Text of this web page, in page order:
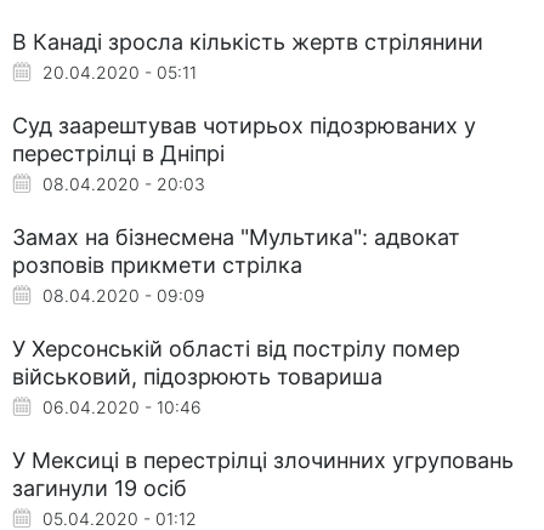
В Канаді зросла кількість жертв стрілянини
20.04.2020 - 05:11
Суд заарештував чотирьох підозрюваних у
перестрілці в Дніпрі
08.04.2020 - 20:03
Замах на бізнесмена "Мультика": адвокат
розповів прикмети стрілка
08.04.2020 - 09:09
У Херсонській області від пострілу помер
військовий, підозрюють товариша
06.04.2020 - 10:46
У Мексиці в перестрілці злочинних угруповань
загинули 19 осіб
05.04.2020 - 01:12